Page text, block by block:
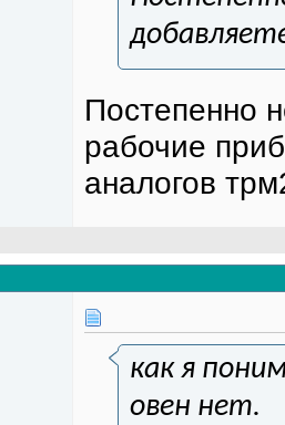
Постепенно
рабочие
аналогов
как я
овен нет.